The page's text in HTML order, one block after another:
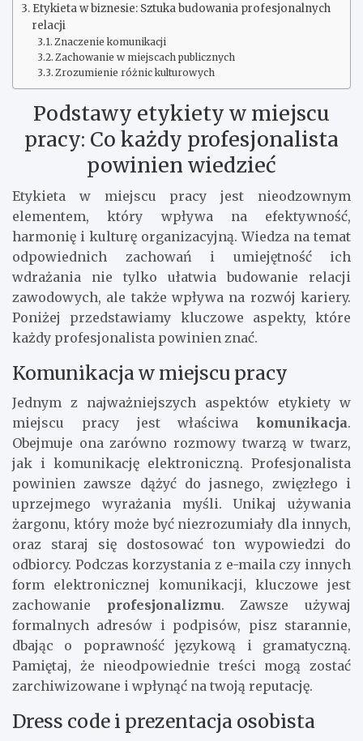
Etykieta w biznesie: Sztuka budowania profesjonalnych
relacji
Znaczenie komunikacji
Zachowanie w miejscach publicznych
Zrozumienie różnic kulturowych
Podstawy etykiety w miejscu
pracy: Co każdy profesjonalista
powinien wiedzieć
Etykieta w miejscu pracy jest nieodzownym
elementem, który wpływa na efektywność,
harmonię i kulturę organizacyjną. Wiedza na temat
odpowiednich zachowań i umiejętność ich
wdrażania nie tylko ułatwia budowanie relacji
zawodowych, ale także wpływa na rozwój kariery.
Poniżej przedstawiamy kluczowe aspekty, które
każdy profesjonalista powinien znać.
Komunikacja w miejscu pracy
Jednym z najważniejszych aspektów etykiety w
miejscu pracy jest właściwa komunikacja.
Obejmuje ona zarówno rozmowy twarzą w twarz,
jak i komunikację elektroniczną. Profesjonalista
powinien zawsze dążyć do jasnego, zwięzłego i
uprzejmego wyrażania myśli. Unikaj używania
żargonu, który może być niezrozumiały dla innych,
oraz staraj się dostosować ton wypowiedzi do
odbiorcy. Podczas korzystania z e-maila czy innych
form elektronicznej komunikacji, kluczowe jest
zachowanie profesjonalizmu. Zawsze używaj
formalnych adresów i podpisów, pisz starannie,
dbając o poprawność językową i gramatyczną.
Pamiętaj, że nieodpowiednie treści mogą zostać
zarchiwizowane i wpłynąć na twoją reputację.
Dress code i prezentacja osobista